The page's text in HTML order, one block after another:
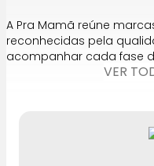
A Pra Mamã reúne
reconhecidas pela
acompanhar cada fase
VER